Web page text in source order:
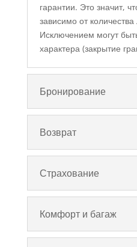
гарантии. Это значит,
зависимо от
Исключением могут
характера (закрытие
Бронирование
Возврат
Страхование
Комфорт и багаж